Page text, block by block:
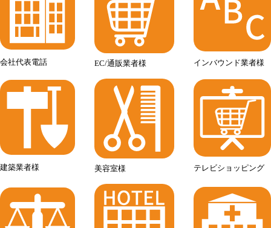
会社代表電話 EC/通販業者様 インバウンド業者様
建築業者様 美容室様 テレビショッピング